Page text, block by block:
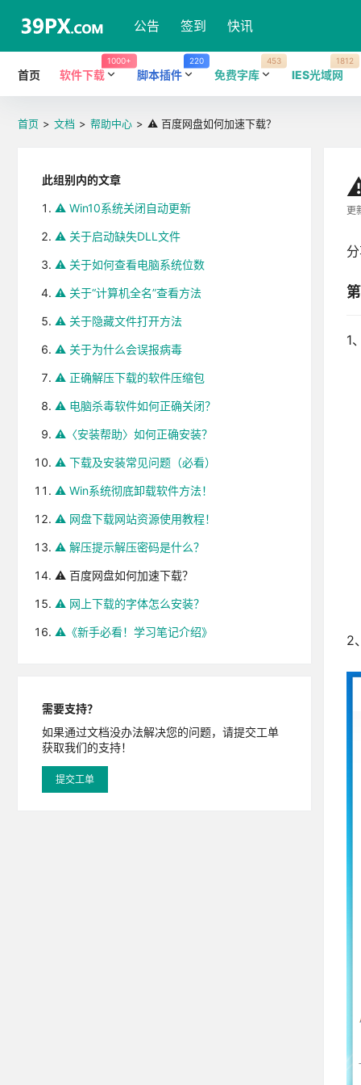
公告 签到 快讯
首页 软件下载
1000+
脚本插件
220
免费字库
453
IES光域网
1812
首页 > 文档 > 帮助中心 > ⚠️ 百度网盘如何加速下载？
此组别内的文章
⚠️ Win10系统关闭自动更新
⚠️ 关于启动缺失DLL文件
⚠️ 关于如何查看电脑系统位数
⚠️ 关于“计算机全名”查看方法
⚠️ 关于隐藏文件打开方法
⚠️ 关于为什么会误报病毒
⚠️ 正确解压下载的软件压缩包
⚠️ 电脑杀毒软件如何正确关闭？
⚠️〈安装帮助〉如何正确安装？
⚠️ 下载及安装常见问题（必看）
⚠️ Win系统彻底卸载软件方法！
⚠️ 网盘下载网站资源使用教程！
⚠️ 解压提示解压密码是什么？
⚠️ 百度网盘如何加速下载？
⚠️ 网上下载的字体怎么安装？
⚠️《新手必看！学习笔记介绍》
需要支持？
如果通过文档没办法解决您的问题，请提交工单
获取我们的支持！
提交工单
更
1
2